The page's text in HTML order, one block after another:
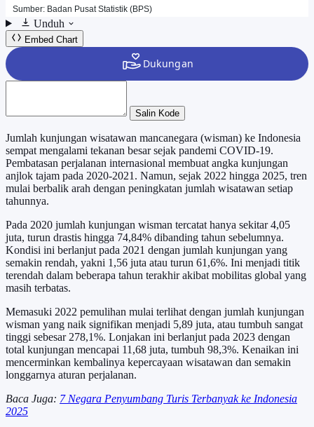
Unduh
Embed Chart
Salin Kode
Jumlah kunjungan wisatawan mancanegara (wisman) ke Indonesia
sempat mengalami tekanan besar sejak pandemi COVID-19.
Pembatasan perjalanan internasional membuat angka kunjungan
anjlok tajam pada 2020-2021. Namun, sejak 2022 hingga 2025, tren
mulai berbalik arah dengan peningkatan jumlah wisatawan setiap
tahunnya.
Pada 2020 jumlah kunjungan wisman tercatat hanya sekitar 4,05
juta, turun drastis hingga 74,84% dibanding tahun sebelumnya.
Kondisi ini berlanjut pada 2021 dengan jumlah kunjungan yang
semakin rendah, yakni 1,56 juta atau turun 61,6%. Ini menjadi titik
terendah dalam beberapa tahun terakhir akibat mobilitas global yang
masih terbatas.
Memasuki 2022 pemulihan mulai terlihat dengan jumlah kunjungan
wisman yang naik signifikan menjadi 5,89 juta, atau tumbuh sangat
tinggi sebesar 278,1%. Lonjakan ini berlanjut pada 2023 dengan
total kunjungan mencapai 11,68 juta, tumbuh 98,3%. Kenaikan ini
mencerminkan kembalinya kepercayaan wisatawan dan semakin
longgarnya aturan perjalanan.
Baca Juga: 7 Negara Penyumbang Turis Terbanyak ke Indonesia
2025